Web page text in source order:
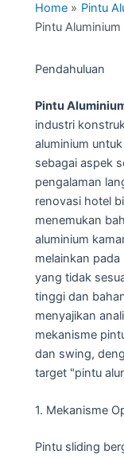
Home
Pintu
Pintu
Pendahuluan
Pintu
industri
aluminium
sebagai aspek
pengalaman
renovasi hotel
menemukan
aluminium
melainkan
yang tidak
tinggi dan
menyajikan
mekanisme
dan swing,
target "pintu
1. Mekanisme
Pintu sliding